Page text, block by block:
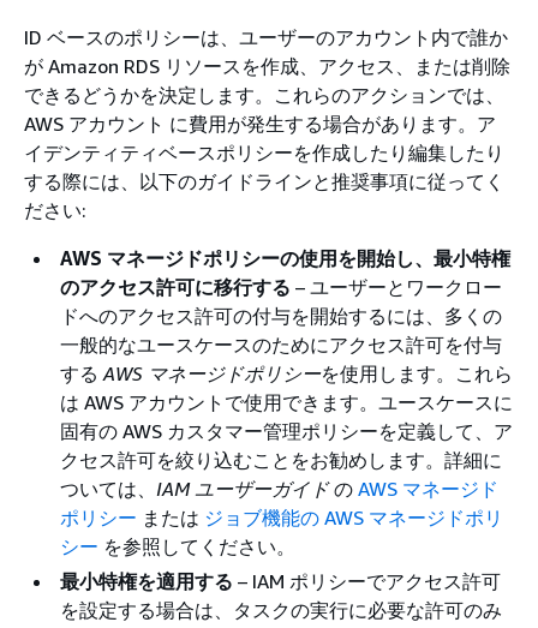
ID ベースのポリシーは、ユーザーのアカウント内で誰か
が Amazon RDS リソースを作成、アクセス、または削除
できるどうかを決定します。これらのアクションでは、
AWS アカウント に費用が発生する場合があります。ア
イデンティティベースポリシーを作成したり編集したり
する際には、以下のガイドラインと推奨事項に従ってく
ださい:
AWS マネージドポリシーの使用を開始し、最小特権
のアクセス許可に移行する – ユーザーとワークロー
ドへのアクセス許可の付与を開始するには、多くの
一般的なユースケースのためにアクセス許可を付与
する AWS マネージドポリシーを使用します。これら
は AWS アカウントで使用できます。ユースケースに
固有の AWS カスタマー管理ポリシーを定義して、ア
クセス許可を絞り込むことをお勧めします。詳細に
ついては、 IAM ユーザーガイドの AWS マネージド
ポリシー または ジョブ機能の AWS マネージドポリ
シー を参照してください。
最小特権を適用する – IAM ポリシーでアクセス許可
を設定する場合は、タスクの実行に必要な許可のみ